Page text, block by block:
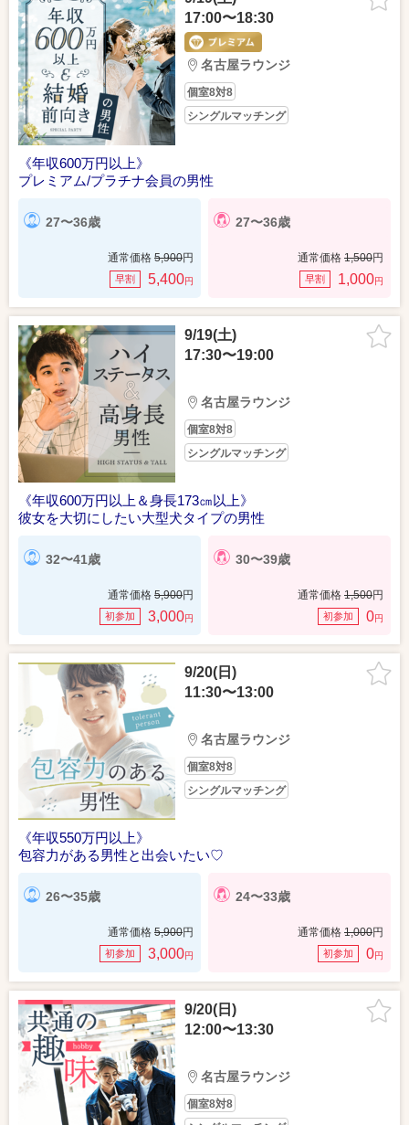
17:00〜18:30
名古屋ラウンジ
個室8対8
シングルマッチング
《年収600万円以上》
プレミアム/プラチナ会員の男性
27〜36歳
通常価格 5,900円
早割 5,400円
27〜36歳
通常価格 1,500円
早割 1,000円
9/19(土)
17:30〜19:00
名古屋ラウンジ
個室8対8
シングルマッチング
《年収600万円以上＆身長173㎝以上》
彼女を大切にしたい大型犬タイプの男性
32〜41歳
通常価格 5,900円
初参加 3,000円
30〜39歳
通常価格 1,500円
初参加 0円
9/20(日)
11:30〜13:00
名古屋ラウンジ
個室8対8
シングルマッチング
《年収550万円以上》
包容力がある男性と出会いたい♡
26〜35歳
通常価格 5,900円
初参加 3,000円
24〜33歳
通常価格 1,000円
初参加 0円
9/20(日)
12:00〜13:30
名古屋ラウンジ
個室8対8